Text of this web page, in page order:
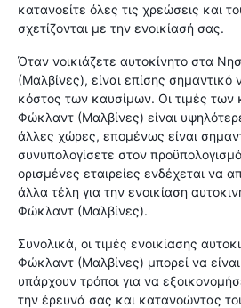
κατανοείτε όλες τις χρεώσεις και
σχετίζονται με την ενοικίασή σας.
Όταν νοικιάζετε αυτοκίνητο στα
(Μαλβίνες), είναι επίσης
κόστος των καυσίμων. Οι τιμές των
Φώκλαντ (Μαλβίνες) είναι
άλλες χώρες, επομένως είναι
συνυπολογίσετε στον
ορισμένες εταιρείες ενδέχεται να
άλλα τέλη για την ενοικίαση
Φώκλαντ (Μαλβίνες).
Συνολικά, οι τιμές ενοικίασης
Φώκλαντ (Μαλβίνες) μπορεί να
υπάρχουν τρόποι για να
την έρευνά σας και κατανοώντας